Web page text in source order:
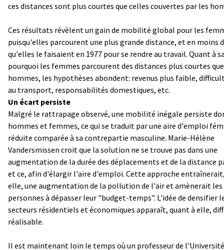
ces distances sont plus courtes que celles couvertes par les
Ces résultats révèlent un gain de mobilité global pour les
puisqu'elles parcourent une plus grande distance, et en moins
qu'elles le faisaient en 1977 pour se rendre au travail. Quant à
pourquoi les femmes parcourent des distances plus courtes
hommes, les hypothèses abondent: revenus plus faible,
au transport, responsabilités domestiques, etc.
Un écart persiste
Malgré le rattrapage observé, une mobilité inégale persiste
hommes et femmes, ce qui se traduit par une aire d'emploi
réduite comparée à sa contrepartie masculine. Marie-Hélène
Vandersmissen croit que la solution ne se trouve pas dans une
augmentation de la durée des déplacements et de la distance
et ce, afin d'élargir l'aire d'emploi. Cette approche
elle, une augmentation de la pollution de l'air et amènerait les
personnes à dépasser leur "budget-temps". L'idée de densifier
secteurs résidentiels et économiques apparaît, quant à elle,
réalisable.
Il est maintenant loin le temps où un professeur de